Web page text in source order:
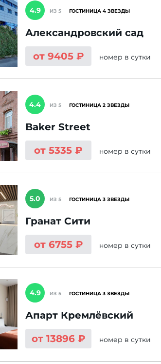
4.9 ИЗ 5 ГОСТИНИЦА 4 ЗВЕЗДЫ
Александровский сад
от 9405 ₽
номер в сутки
4.4 ИЗ 5 ГОСТИНИЦА 2 ЗВЕЗДЫ
Baker Street
от 5335 ₽
номер в сутки
5.0 ИЗ 5 ГОСТИНИЦА 3 ЗВЕЗДЫ
Гранат Сити
от 6755 ₽
номер в сутки
4.9 ИЗ 5 ГОСТИНИЦА 3 ЗВЕЗДЫ
Апарт Кремлёвский
от 13896 ₽
номер в сутки